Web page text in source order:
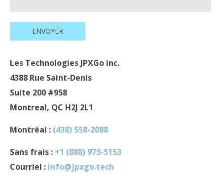
Les Technologies JPXGo inc.
4388 Rue Saint-Denis
Suite 200 #958
Montreal, QC H2J 2L1
Montréal : (438) 558-2088
Sans frais : +1 (888) 973-5153
Courriel : info@jpxgo.tech